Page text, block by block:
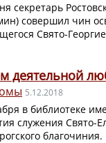
секретарь
совершил чин
Свято-
деятельной
5.12.2018
в библиотеке
служения Свято-
благочиния.